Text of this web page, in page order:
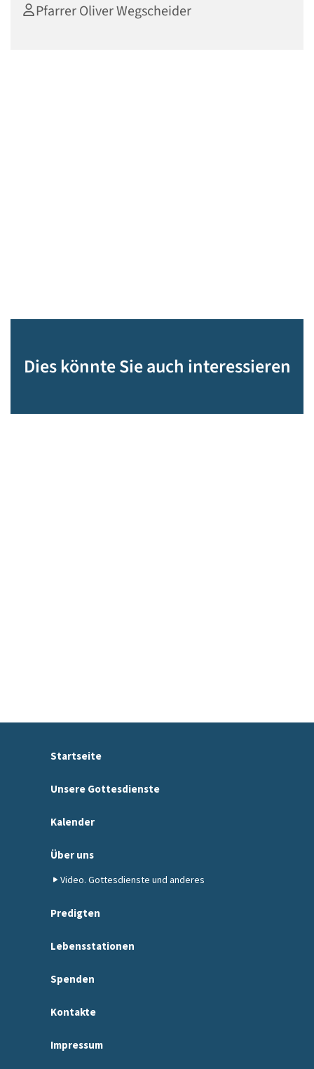
Pfarrer Oliver Wegscheider
Dies könnte Sie auch interessieren
Startseite
Unsere Gottesdienste
Kalender
Über uns
Video. Gottesdienste und anderes
Predigten
Lebensstationen
Spenden
Kontakte
Impressum